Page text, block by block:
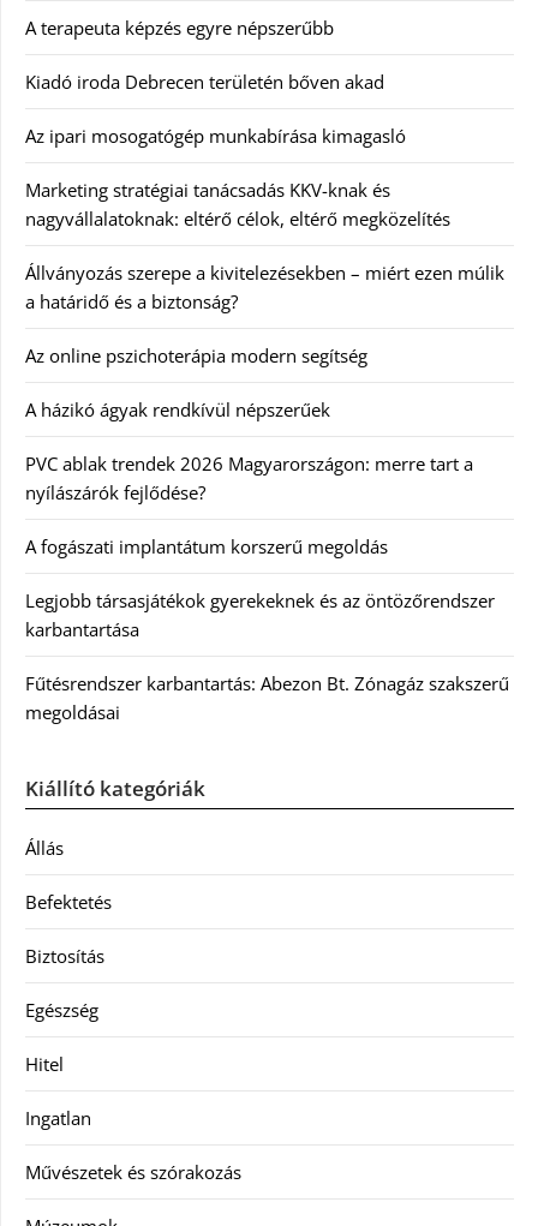
A terapeuta képzés egyre népszerűbb
Kiadó iroda Debrecen területén bőven akad
Az ipari mosogatógép munkabírása kimagasló
Marketing stratégiai tanácsadás KKV-knak és
nagyvállalatoknak: eltérő célok, eltérő megközelítés
Állványozás szerepe a kivitelezésekben – miért ezen múlik
a határidő és a biztonság?
Az online pszichoterápia modern segítség
A házikó ágyak rendkívül népszerűek
PVC ablak trendek 2026 Magyarországon: merre tart a
nyílászárók fejlődése?
A fogászati implantátum korszerű megoldás
Legjobb társasjátékok gyerekeknek és az öntözőrendszer
karbantartása
Fűtésrendszer karbantartás: Abezon Bt. Zónagáz szakszerű
megoldásai
Kiállító kategóriák
Állás
Befektetés
Biztosítás
Egészség
Hitel
Ingatlan
Művészetek és szórakozás